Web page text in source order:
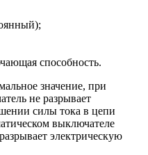
способность.
значение, при
не разрывает
силы тока в цепи
выключателе
электрическую